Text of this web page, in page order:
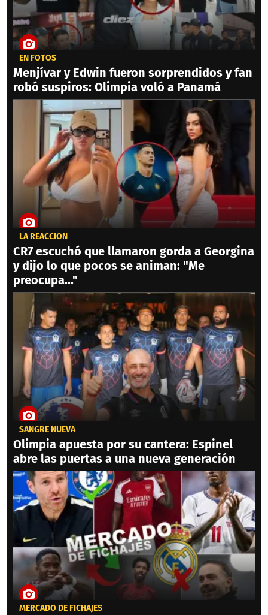
EN FOTOS
Menjívar y Edwin fueron sorprendidos y fan
robó suspiros: Olimpia voló a Panamá
LA REACCIÓN
CR7 escuchó que llamaron gorda a Georgina
y dijo lo que pocos se animan: "Me
preocupa..."
SANGRE NUEVA
Olimpia apuesta por su cantera: Espinel
abre las puertas a una nueva generación
MERCADO DE FICHAJES